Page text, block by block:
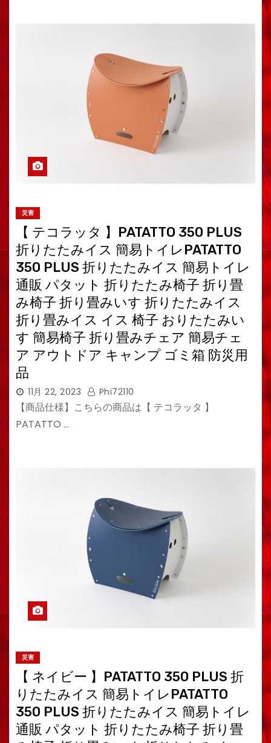
災害
【 テコラッタ 】PATATTO 350 PLUS
折りたたみイス 簡易トイレPATATTO
350 PLUS 折りたたみイス 簡易トイレ
通販 パタット 折りたたみ椅子 折り畳
み椅子 折り畳みいす 折りたたみイス
折り畳みイス イス 椅子 おりたたみい
す 簡易椅子 折り畳みチェア 簡易チェ
ア アウトドア キャンプ ゴミ箱 防災用
品
11月 22, 2023 Phi72110
【商品仕様】こちらの商品は【 テコラッタ 】
PATATTO …
災害
【 ネイビー 】PATATTO 350 PLUS 折
りたたみイス 簡易トイレPATATTO
350 PLUS 折りたたみイス 簡易トイレ
通販 パタット 折りたたみ椅子 折り畳